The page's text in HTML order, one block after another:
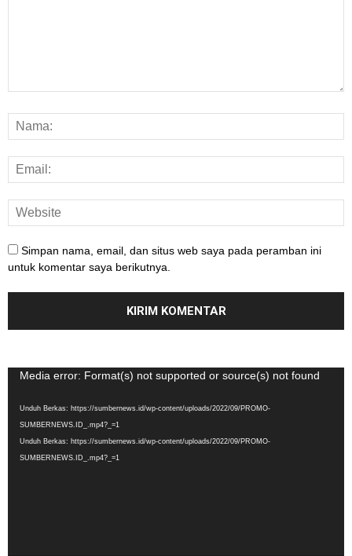
Simpan nama, email, dan situs web saya pada peramban ini
untuk komentar saya berikutnya.
Pemutar
Media error: Format(s) not supported or source(s) not found
Unduh Berkas: https://sumbernews.id/wp-content/uploads/2022/09/PROMO-
SUMBERNEWS.ID_.mp4?_=1
Unduh Berkas: https://sumbernews.id/wp-content/uploads/2022/09/PROMO-
SUMBERNEWS.ID_.mp4?_=1